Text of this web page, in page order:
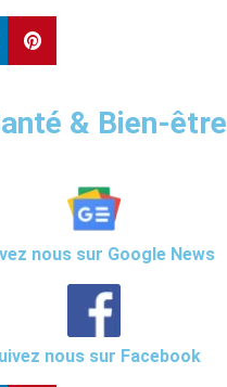
& Bien-être
nous sur Google News
nous sur Facebook